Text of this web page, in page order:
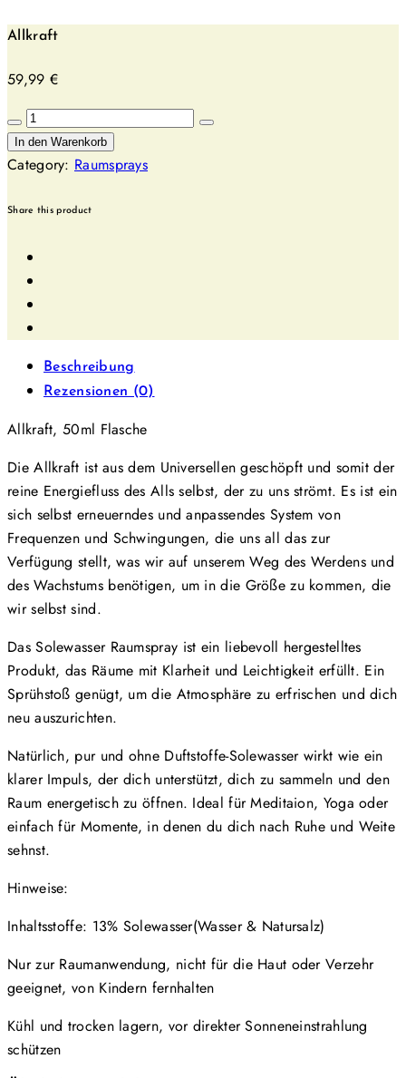
Allkraft
59,99 €
Allkraft
Menge
In den Warenkorb
Category: Raumsprays
Share this product
Beschreibung
Rezensionen (0)
Allkraft, 50ml Flasche
Die Allkraft ist aus dem Universellen geschöpft und somit der
reine Energiefluss des Alls selbst, der zu uns strömt. Es ist ein
sich selbst erneuerndes und anpassendes System von
Frequenzen und Schwingungen, die uns all das zur
Verfügung stellt, was wir auf unserem Weg des Werdens und
des Wachstums benötigen, um in die Größe zu kommen, die
wir selbst sind.
Das Solewasser Raumspray ist ein liebevoll hergestelltes
Produkt, das Räume mit Klarheit und Leichtigkeit erfüllt. Ein
Sprühstoß genügt, um die Atmosphäre zu erfrischen und dich
neu auszurichten.
Natürlich, pur und ohne Duftstoffe-Solewasser wirkt wie ein
klarer Impuls, der dich unterstützt, dich zu sammeln und den
Raum energetisch zu öffnen. Ideal für Meditaion, Yoga oder
einfach für Momente, in denen du dich nach Ruhe und Weite
sehnst.
Hinweise:
Inhaltsstoffe: 13% Solewasser(Wasser & Natursalz)
Nur zur Raumanwendung, nicht für die Haut oder Verzehr
geeignet, von Kindern fernhalten
Kühl und trocken lagern, vor direkter Sonneneinstrahlung
schützen